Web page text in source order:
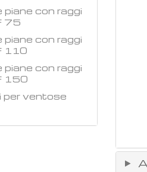
con raggi
75
con raggi
110
con raggi
150
per ventose